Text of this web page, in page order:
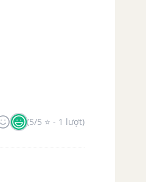
(5/5 ⭐ - 1 lượt)